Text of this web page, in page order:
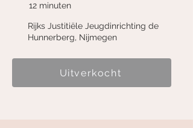
12 minuten
Rijks Justitiële Jeugdinrichting de
Hunnerberg, Nijmegen
Uitverkocht